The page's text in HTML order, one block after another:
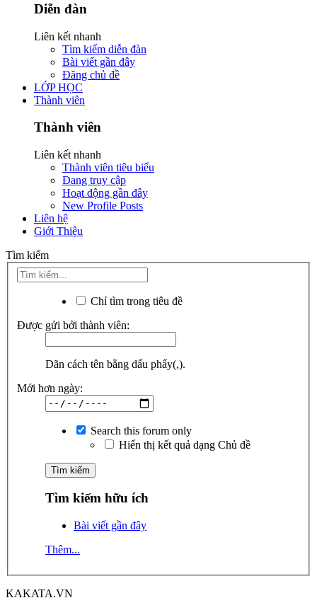
Diễn đàn
Liên kết nhanh
Tìm kiếm diễn đàn
Bài viết gần đây
Đăng chủ đề
LỚP HỌC
Thành viên
Thành viên
Liên kết nhanh
Thành viên tiêu biểu
Đang truy cập
Hoạt động gần đây
New Profile Posts
Liên hệ
Giới Thiệu
Tìm kiếm
Chỉ tìm trong tiêu đề
Được gửi bởi thành viên:
Dãn cách tên bằng dấu phẩy(,).
Mới hơn ngày:
Search this forum only
Hiển thị kết quả dạng Chủ đề
Tìm kiếm hữu ích
Bài viết gần đây
Thêm...
KAKATA.VN